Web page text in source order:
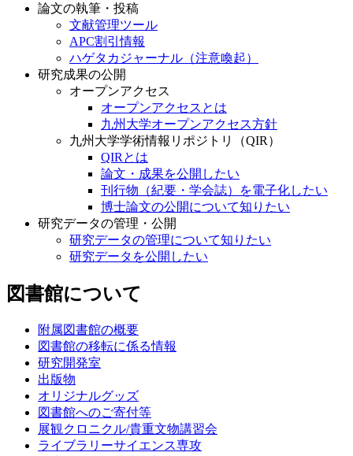
論文の執筆・投稿
文献管理ツール
APC割引情報
ハゲタカジャーナル（注意喚起）
研究成果の公開
オープンアクセス
オープンアクセスとは
九州大学オープンアクセス方針
九州大学学術情報リポジトリ（QIR）
QIRとは
論文・成果を公開したい
刊行物（紀要・学会誌）を電子化したい
博士論文の公開について知りたい
研究データの管理・公開
研究データの管理について知りたい
研究データを公開したい
図書館について
附属図書館の概要
図書館の移転に係る情報
研究開発室
出版物
オリジナルグッズ
図書館へのご寄付等
展観クロニクル/貴重文物講習会
ライブラリーサイエンス専攻